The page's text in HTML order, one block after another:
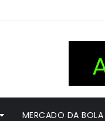
MERCADO DA BOLA